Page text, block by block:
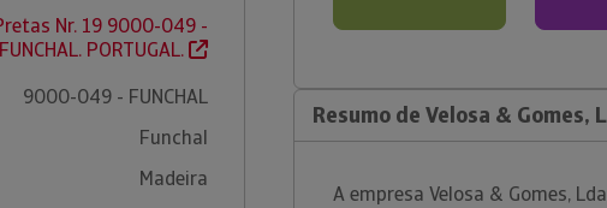
Nr. 19 9000-049 -
FUNCHAL. PORTUGAL.
9000-049 - FUNCHAL
Funchal
Madeira
Resumo de Velosa & Gomes,
A empresa Velosa & Gomes,